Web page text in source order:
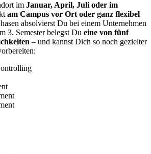
im Januar, April, Juli oder im
am Campus vor Ort oder ganz flexibel
absolvierst Du bei einem Unternehmen
3. Semester belegst Du eine von fünf
– und kannst Dich so noch gezielter